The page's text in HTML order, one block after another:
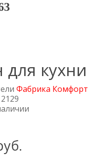
кухни
Фабрика Комфорт